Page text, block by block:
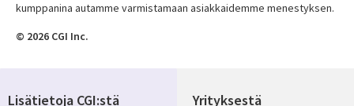
kumppanina autamme varmistamaan asiakkaidemme menestyksen.
© 2026 CGI Inc.
Yrityksestä
Lisätietoja CGI:stä